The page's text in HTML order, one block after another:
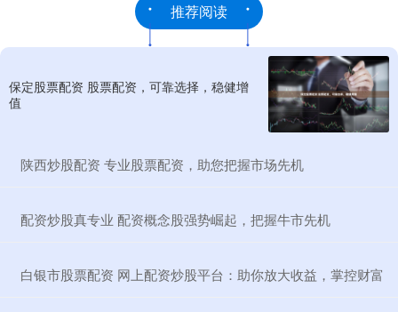
推荐阅读
保定股票配资 股票配资，可靠选择，稳健增
值
​陕西炒股配资 专业股票配资，助您把握市场先机
​配资炒股真专业 配资概念股强势崛起，把握牛市先机
​白银市股票配资 网上配资炒股平台：助你放大收益，掌控财富